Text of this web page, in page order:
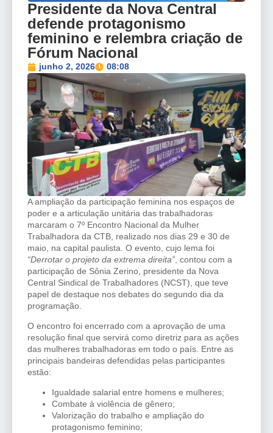
Presidente da Nova Central
defende protagonismo
feminino e relembra criação de
Fórum Nacional
junho 2, 2026 08:08
A ampliação da participação feminina nos espaços de
poder e a articulação unitária das trabalhadoras
marcaram o 7º Encontro Nacional da Mulher
Trabalhadora da CTB, realizado nos dias 29 e 30 de
maio, na capital paulista. O evento, cujo lema foi
“Derrotar o projeto da extrema direita” , contou com a
participação de Sônia Zerino, presidente da Nova
Central Sindical de Trabalhadores (NCST), que teve
papel de destaque nos debates do segundo dia da
programação.
O encontro foi encerrado com a aprovação de uma
resolução final que servirá como diretriz para as ações
das mulheres trabalhadoras em todo o país. Entre as
principais bandeiras defendidas pelas participantes
estão:
Igualdade salarial entre homens e mulheres;
Combate à violência de gênero;
Valorização do trabalho e ampliação do
protagonismo feminino;